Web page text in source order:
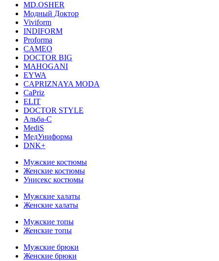
MD.OSHER
Модный Доктор
Viviform
INDIFORM
Proforma
CAMEO
DOCTOR BIG
MAHOGANI
EYWA
CAPRIZNAYA MODA
CaPriz
ELIT
DOCTOR STYLE
Альба-С
MediS
МедУниформа
DNK+
Мужские костюмы
Женские костюмы
Унисекс костюмы
Мужские халаты
Женские халаты
Мужские топы
Женские топы
Мужские брюки
Женские брюки